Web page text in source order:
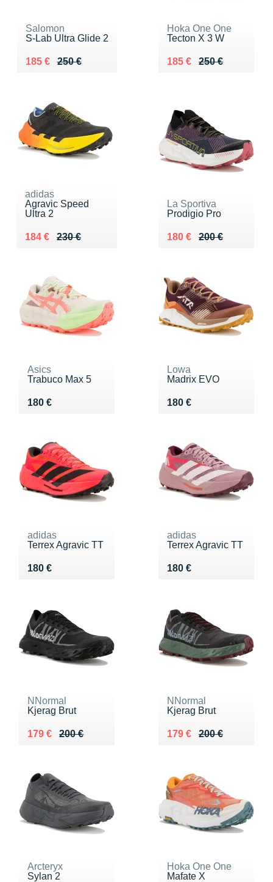
Salomon
S-Lab Ultra Glide 2
250 €
Au lieu de 250 €
185 €
Vendu 185 €
Hoka One One
Tecton X 3 W
250 €
Au lieu de 250 €
185 €
Vendu 185 €
adidas
Agravic Speed
Ultra 2
230 €
Au lieu de 230 €
184 €
Vendu 184 €
La Sportiva
Prodigio Pro
200 €
Au lieu de 200 €
180 €
Vendu 180 €
Asics
Trabuco Max 5
180 €
Vendu 180 €
Lowa
Madrix EVO
180 €
Vendu 180 €
adidas
Terrex Agravic TT
180 €
Vendu 180 €
adidas
Terrex Agravic TT
180 €
Vendu 180 €
NNormal
Kjerag Brut
200 €
Au lieu de 200 €
179 €
Vendu 179 €
NNormal
Kjerag Brut
200 €
Au lieu de 200 €
179 €
Vendu 179 €
Arcteryx
Sylan 2
Hoka One One
Mafate X